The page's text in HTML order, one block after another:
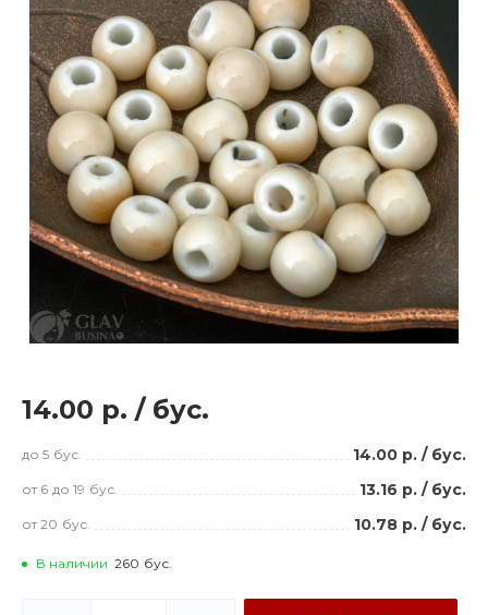
14.00 р. / бус.
до 5 бус. 14.00 р. / бус.
от 6 до 19 бус. 13.16 р. / бус.
от 20 бус. 10.78 р. / бус.
В наличии 260 бус.